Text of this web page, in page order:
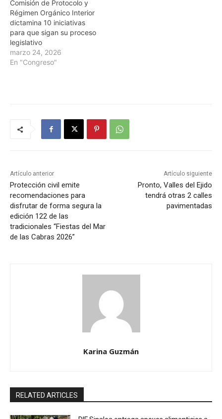
Comisión de Protocolo y
Régimen Orgánico Interior
dictamina 10 iniciativas
para que sigan su proceso
legislativo
marzo 24, 2026
En "Congreso"
Artículo anterior
Protección civil emite
recomendaciones para
disfrutar de forma segura la
edición 122 de las
tradicionales “Fiestas del Mar
de las Cabras 2026”
Artículo siguiente
Pronto, Valles del Ejido
tendrá otras 2 calles
pavimentadas
Karina Guzmán
RELATED ARTICLES